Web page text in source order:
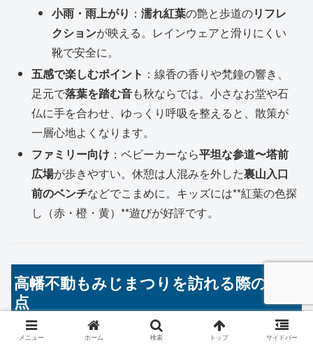
小雨・雨上がり ：濡れ紅葉の艶と歩道のリフレ
クションが映える。レインウェアと滑りにくい
靴で安全に。
五感で楽しむポイント ：線香の香りや梵鐘の響き、
足元で落葉を踏む音も秋ならでは。小さなお堂や石
仏に手を合わせ、ゆっくり呼吸を整えると、散策が
一層心地よくなります。
ファミリー向け ：ベビーカーなら平坦な参道〜塔前
広場が歩きやすい。休憩は人混みを外した裏山入口
前のベンチなどでこまめに。キッズには**紅葉の色探
し（赤・橙・黄）**遊びが好評です。
高幡不動もみじまつりを訪れる際の注意
点
メニュー ホーム 検索 トップ サイドバー